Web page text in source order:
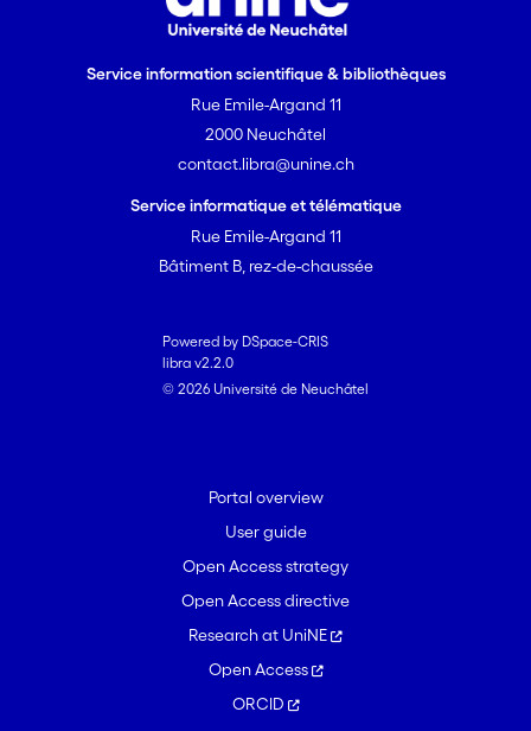
Service information scientifique & bibliothèques
Rue Emile-Argand 11
2000 Neuchâtel
contact.libra@unine.ch
Service informatique et télématique
Rue Emile-Argand 11
Bâtiment B, rez-de-chaussée
Powered by DSpace-CRIS
libra v2.2.0
© 2026 Université de Neuchâtel
Portal overview
User guide
Open Access strategy
Open Access directive
Research at UniNE
Open Access
ORCID